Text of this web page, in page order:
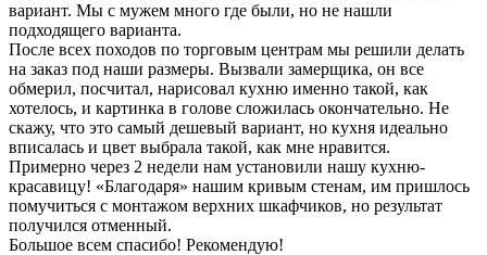
вариант. Мы с мужем много где были, но не нашли
подходящего варианта.
После всех походов по торговым центрам мы решили делать
на заказ под наши размеры. Вызвали замерщика, он все
обмерил, посчитал, нарисовал кухню именно такой, как
хотелось, и картинка в голове сложилась окончательно. Не
скажу, что это самый дешевый вариант, но кухня идеально
вписалась и цвет выбрала такой, как мне нравится.
Примерно через 2 недели нам установили нашу кухню-
красавицу! «Благодаря» нашим кривым стенам, им пришлось
помучиться с монтажом верхних шкафчиков, но результат
получился отменный.
Большое всем спасибо! Рекомендую!